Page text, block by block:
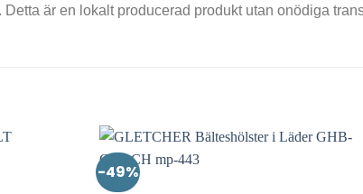
är en lokalt producerad produkt utan onödiga
-49%